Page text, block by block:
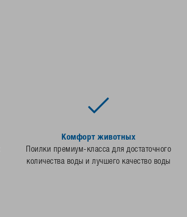
Комфорт животных
Поилки премиум-класса для достаточного
количества воды и лучшего качество воды